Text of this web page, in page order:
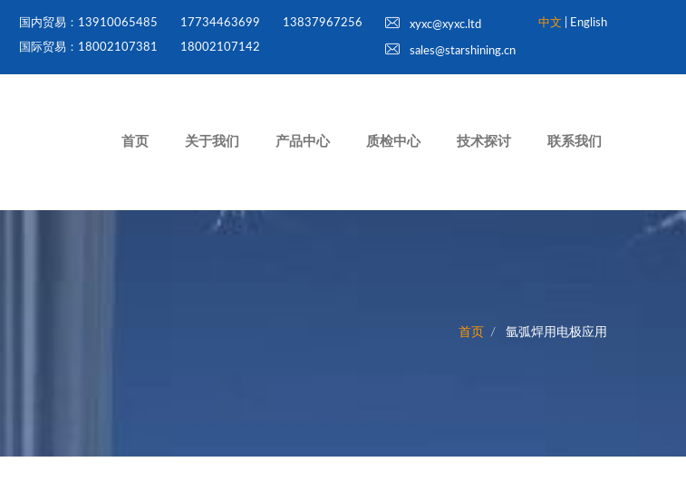
国内贸易：13910065485
国际贸易：18002107381
17734463699
18002107142
13837967256 xyxc@xyxc.ltd
sales@starshining.cn
中文 English
首页 关于我们 产品中心 质检中心 技术探讨 联系我们
首页 氩弧焊用电极应用